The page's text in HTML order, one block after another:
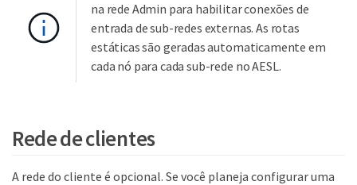
na rede Admin para habilitar conexões de
entrada de sub-redes externas. As rotas
estáticas são geradas automaticamente em
cada nó para cada sub-rede no AESL.
Rede de clientes
A rede do cliente é opcional. Se você planeja configurar uma